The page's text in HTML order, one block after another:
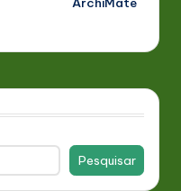
Pesquisar